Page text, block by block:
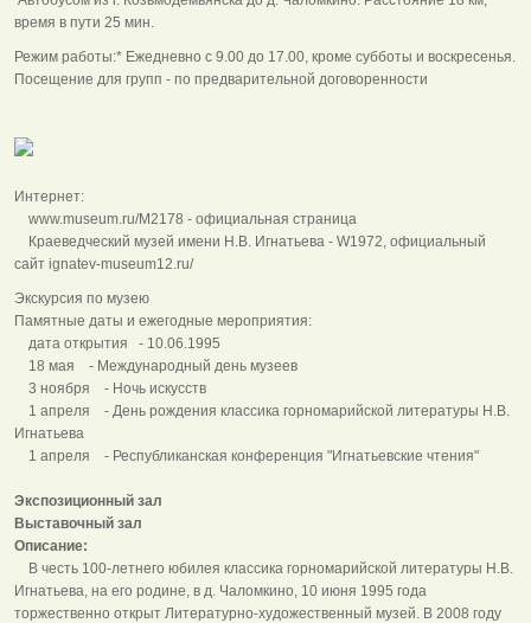
время в пути 25 мин.
Режим работы:* Ежедневно с 9.00 до 17.00, кроме субботы и воскресенья.
Посещение для групп - по предварительной договоренности
Интернет:
www.museum.ru/M2178 - официальная страница
Краеведческий музей имени Н.В. Игнатьева - W1972, официальный
сайт ignatev-museum12.ru/
Экскурсия по музею
Памятные даты и ежегодные мероприятия:
дата открытия - 10.06.1995
18 мая - Международный день музеев
3 ноября - Ночь искусств
1 апреля - День рождения классика горномарийской литературы Н.В.
Игнатьева
1 апреля - Республиканская конференция "Игнатьевские чтения"
Экспозиционный зал
Выставочный зал
Описание:
В честь 100-летнего юбилея классика горномарийской литературы Н.В.
Игнатьева, на его родине, в д. Чаломкино, 10 июня 1995 года
торжественно открыт Литературно-художественный музей. В 2008 году